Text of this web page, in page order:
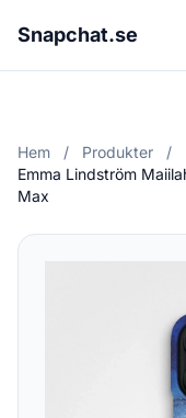
Snapchat.se
Hem / Produkter /
Emma Lindström
Max